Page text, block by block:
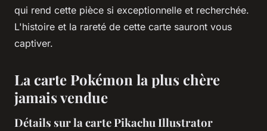
qui rend cette pièce si exceptionnelle et recherchée.
L'histoire et la rareté de cette carte sauront vous
captiver.
La carte Pokémon la plus chère
jamais vendue
Détails sur la carte Pikachu Illustrator